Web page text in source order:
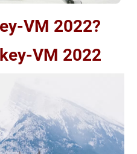
VM 2022?
VM 2022